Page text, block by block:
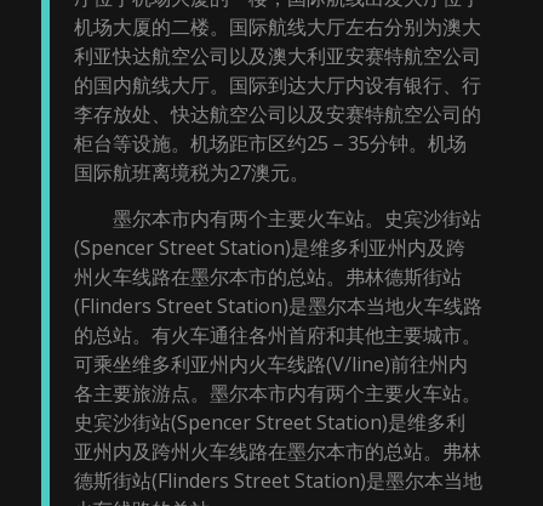
机场大厦的二楼。国际航线大厅左右分别为澳大
利亚快达航空公司以及澳大利亚安赛特航空公司
的国内航线大厅。国际到达大厅内设有银行、行
李存放处、快达航空公司以及安赛特航空公司的
柜台等设施。机场距市区约25－35分钟。机场
国际航班离境税为27澳元。
墨尔本市内有两个主要火车站。史宾沙街站
(Spencer Street Station)是维多利亚州内及跨
州火车线路在墨尔本市的总站。弗林德斯街站
(Flinders Street Station)是墨尔本当地火车线路
的总站。有火车通往各州首府和其他主要城市。
可乘坐维多利亚州内火车线路(V/line)前往州内
各主要旅游点。墨尔本市内有两个主要火车站。
史宾沙街站(Spencer Street Station)是维多利
亚州内及跨州火车线路在墨尔本市的总站。弗林
德斯街站(Flinders Street Station)是墨尔本当地